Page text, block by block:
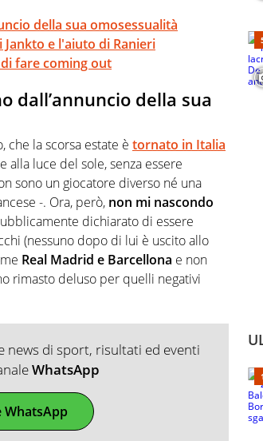
della sua omosessualità
Jankto e l'aiuto di Ranieri
fare coming out
dall’annuncio della sua
che la scorsa estate è tornato in Italia
alla luce del sole, senza essere
sono un giocatore diverso né una
-. Ora, però, non mi nascondo
dichiarato di essere
(nessuno dopo di lui è uscito allo
Real Madrid e Barcellona e non
rimasto deluso per quelli negativi
news di sport, risultati ed eventi
WhatsApp
WhatsApp